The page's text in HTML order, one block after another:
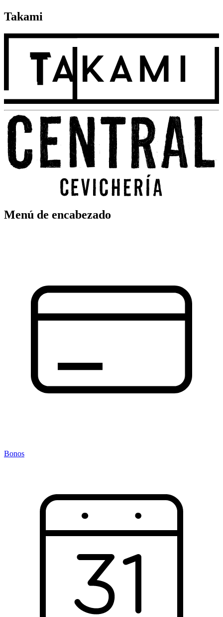
Takami
Menú de encabezado
Bonos